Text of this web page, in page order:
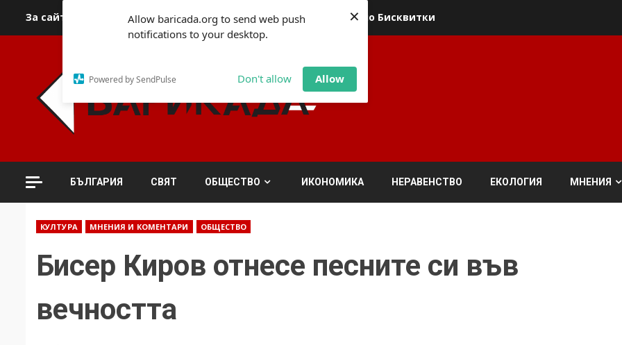
Allow baricada.org to send web push
notifications to your desktop.
Powered by SendPulse Don't allow Allow
×
За сайта За контакти За реклама Политика относно Бисквитки
БЪЛГАРИЯ СВЯТ ОБЩЕСТВО ИКОНОМИКА НЕРАВЕНСТВО ЕКОЛОГИЯ МНЕНИЯ
КУЛТУРА МНЕНИЯ И КОМЕНТАРИ ОБЩЕСТВО
Бисер Киров отнесе песните си във
вечността